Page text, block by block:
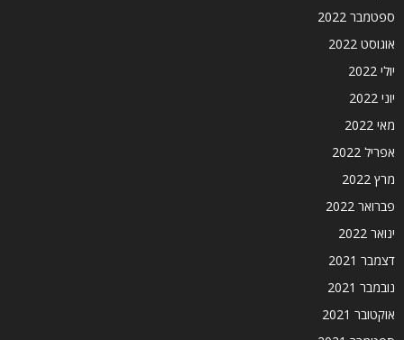
ספטמבר 2022
אוגוסט 2022
יולי 2022
יוני 2022
מאי 2022
אפריל 2022
מרץ 2022
פברואר 2022
ינואר 2022
דצמבר 2021
נובמבר 2021
אוקטובר 2021